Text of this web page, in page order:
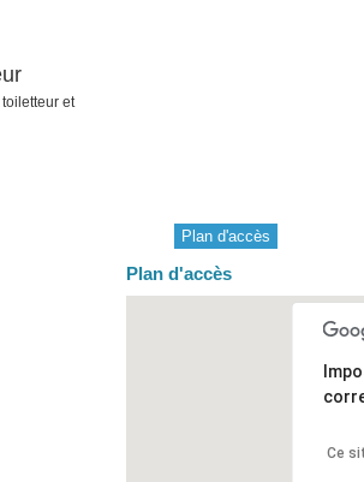
Plan d'accès
Plan d'accès
Ce
et